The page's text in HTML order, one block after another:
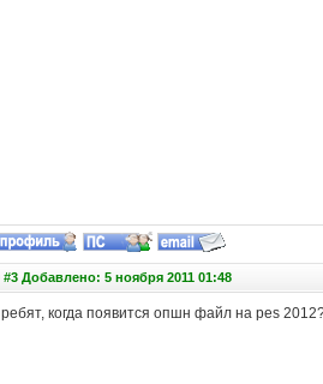
#3 Добавлено: 5 ноября 2011 01:48
ребят, когда появится опшн файл на pes